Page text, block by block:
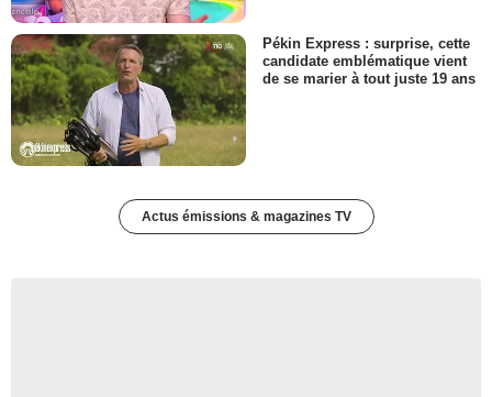
Pékin Express : surprise, cette
candidate emblématique vient
de se marier à tout juste 19 ans
Actus émissions & magazines TV